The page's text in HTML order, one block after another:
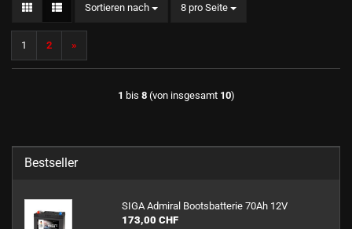
Sortieren nach
Sortieren nach 8 pro Seite
pro Seite
1 2 »
1 bis 8(von insgesamt 10)
Bestseller
SIGA Ad­mi­ral Boots­bat­te­rie 70Ah 12V
173,00 CHF